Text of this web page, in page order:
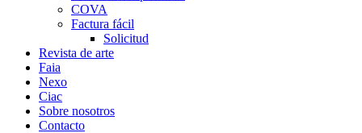
COVA
Factura fácil
Solicitud
Revista de arte
Faia
Nexo
Ciac
Sobre nosotros
Contacto